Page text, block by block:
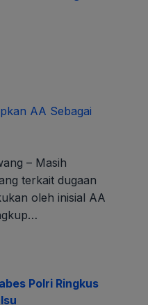
– Masih
terkait dugaan
oleh inisial AA
Polri Ringkus